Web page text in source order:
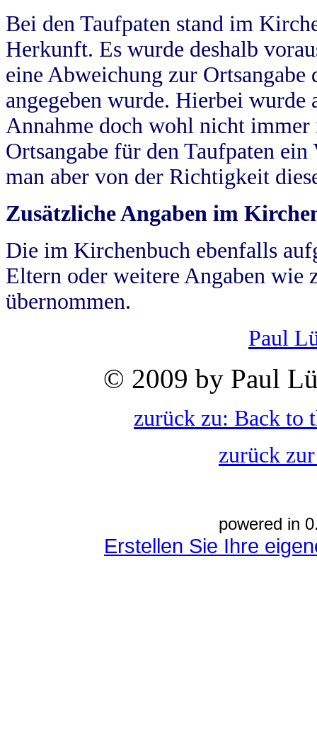
Bei den Taufpaten stand im
Herkunft. Es wurde deshalb
eine Abweichung zur
angegeben wurde. Hierbei wurde
Annahme doch wohl nicht
Ortsangabe für den Taufpaten
man aber von der Richtigkeit
Zusätzliche Angaben im
Die im Kirchenbuch ebenfalls
Eltern oder weitere Angaben wie
übernommen.
Paul
© 2009 by Paul
zurück zu: Back to
zurück
powered in
Erstellen Sie Ihre